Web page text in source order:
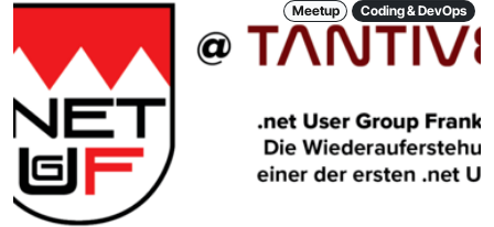
Meetup Coding & DevOps